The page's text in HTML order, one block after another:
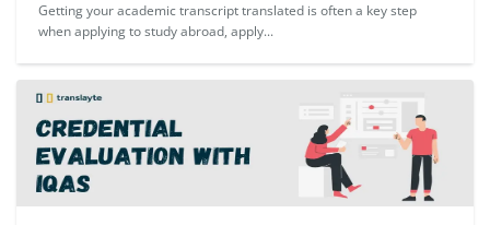
Getting your academic transcript translated is often a key step
when applying to study abroad, apply...